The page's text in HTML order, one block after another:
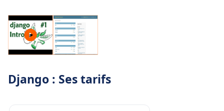
Django : Ses tarifs